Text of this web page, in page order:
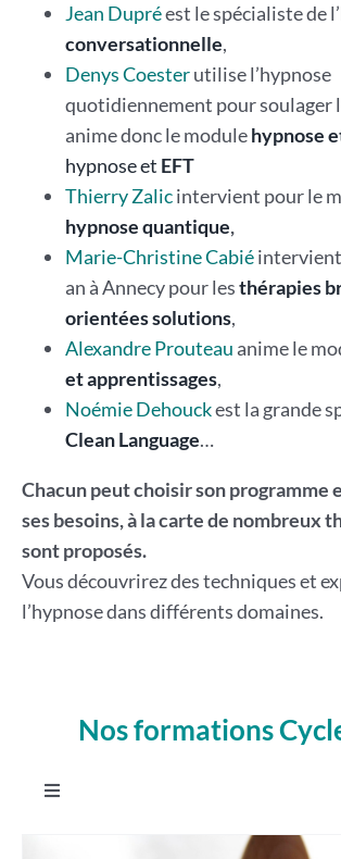
Jean Dupréest le spécialiste de l’
conversationnelle,
Denys Coesterutilise l’hypnose
quotidiennement pour soulager
anime donc le modulehypnose
hypnose et EFT
Thierry Zalicintervient pour le
hypnose quantique,
Marie-Christine Cabié
an à Annecy pour lesthérapies
orientées solutions,
Alexandre Prouteau anime le
et apprentissages,
Noémie Dehouckest la grande
Clean Language…
Chacun peut choisir son programme
ses besoins, à la carte de nombreux
sont proposés.
Vous découvrirez des techniques et
l’hypnose dans différents domaines.
Nos formations
Toggle
Intégrer Les constellations systémiques